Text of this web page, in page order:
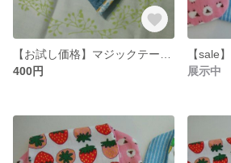
400円
展示中